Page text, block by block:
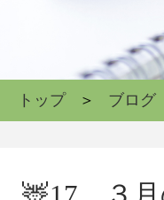
トップ ブログ